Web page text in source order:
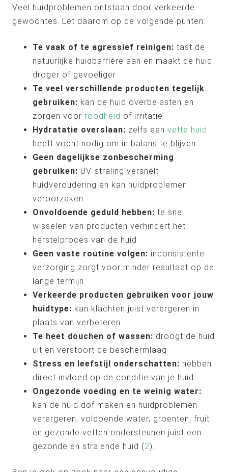
Veel huidproblemen ontstaan door verkeerde
gewoontes. Let daarom op de volgende punten:
Te vaak of te agressief reinigen: tast de
natuurlijke huidbarrière aan en maakt de huid
droger of gevoeliger
Te veel verschillende producten tegelijk
gebruiken: kan de huid overbelasten en
zorgen voor roodheid of irritatie
Hydratatie overslaan: zelfs een vette huid
heeft vocht nodig om in balans te blijven
Geen dagelijkse zonbescherming
gebruiken: UV-straling versnelt
huidveroudering en kan huidproblemen
veroorzaken
Onvoldoende geduld hebben: te snel
wisselen van producten verhindert het
herstelproces van de huid
Geen vaste routine volgen: inconsistente
verzorging zorgt voor minder resultaat op de
lange termijn
Verkeerde producten gebruiken voor jouw
huidtype: kan klachten juist verergeren in
plaats van verbeteren
Te heet douchen of wassen: droogt de huid
uit en verstoort de beschermlaag
Stress en leefstijl onderschatten: hebben
direct invloed op de conditie van je huid
Ongezonde voeding en te weinig water:
kan de huid dof maken en huidproblemen
verergeren; voldoende water, groenten, fruit
en gezonde vetten ondersteunen juist een
gezonde en stralende huid (2).